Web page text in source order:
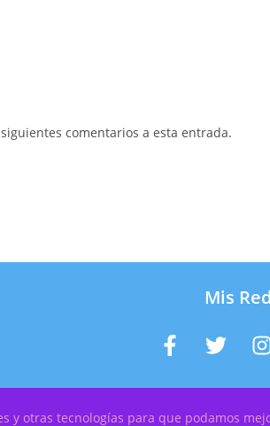
comentarios a esta entrada.
Mis
y otras tecnologías para que podamos